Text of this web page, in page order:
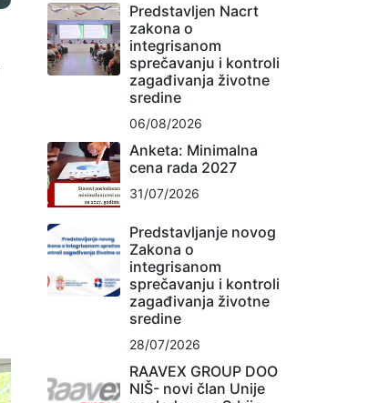
Predstavljen Nacrt
zakona o
integrisanom
sprečavanju i kontroli
zagađivanja životne
sredine
06/08/2026
Anketa: Minimalna
cena rada 2027
31/07/2026
Predstavljanje novog
Zakona o
integrisanom
sprečavanju i kontroli
zagađivanja životne
sredine
28/07/2026
RAAVEX GROUP DOO
NIŠ- novi član Unije